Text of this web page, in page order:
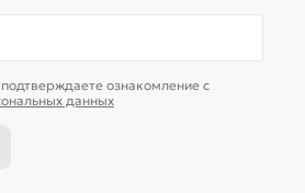
ознакомление c
данных